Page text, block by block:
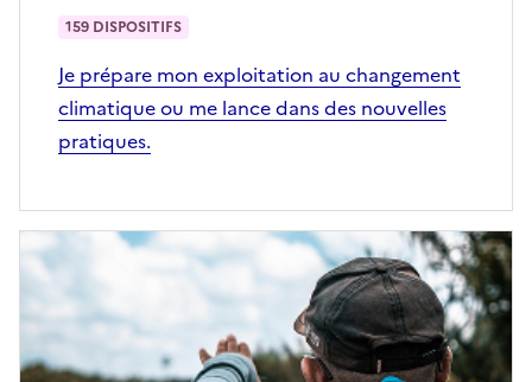
Je prépare mon exploitation au changement
climatique ou me lance dans des nouvelles
pratiques.
159 DISPOSITIFS